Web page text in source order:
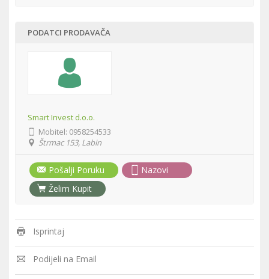
PODATCI PRODAVAČA
Smart Invest d.o.o.
Mobitel: 0958254533
Štrmac 153, Labin
Pošalji Poruku
Nazovi
Želim Kupit
Isprintaj
Podijeli na Email